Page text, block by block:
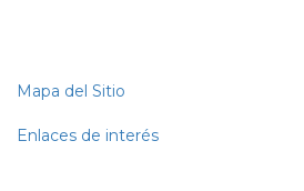
Mapa del Sitio
Enlaces de interés